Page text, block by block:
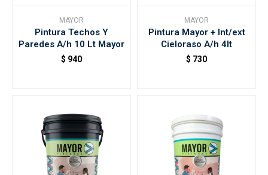
MAYOR
Pintura Techos Y
Paredes A/h 10 Lt Mayor
$ 940
MAYOR
Pintura Mayor + Int/ext
Cieloraso A/h 4lt
$ 730